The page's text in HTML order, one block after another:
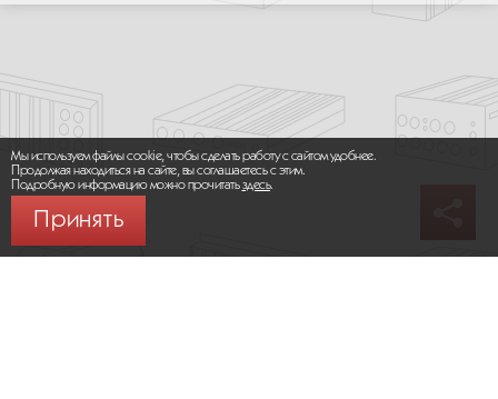
Мы используем файлы cookie, чтобы сделать работу с сайтом удобнее.
Продолжая находиться на сайте, вы соглашаетесь с этим.
Подробную информацию можно прочитатьздесь.
Принять